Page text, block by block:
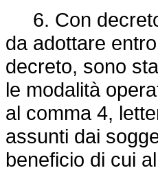
6. Con decreto
da adottare
decreto, sono
le modalità
al comma 4,
assunti dai
beneficio di cui